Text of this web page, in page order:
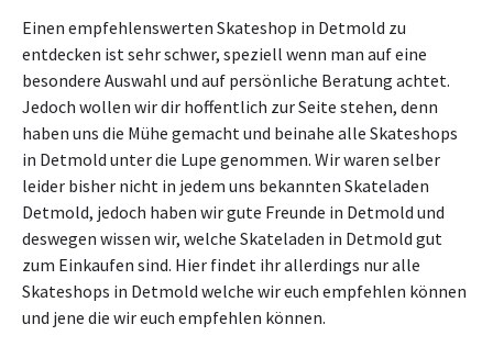
Einen empfehlenswerten Skateshop in Detmold zu
entdecken ist sehr schwer, speziell wenn man auf eine
besondere Auswahl und auf persönliche Beratung achtet.
Jedoch wollen wir dir hoffentlich zur Seite stehen, denn
haben uns die Mühe gemacht und beinahe alle Skateshops
in Detmold unter die Lupe genommen. Wir waren selber
leider bisher nicht in jedem uns bekannten Skateladen
Detmold, jedoch haben wir gute Freunde in Detmold und
deswegen wissen wir, welche Skateladen in Detmold gut
zum Einkaufen sind. Hier findet ihr allerdings nur alle
Skateshops in Detmold welche wir euch empfehlen können
und jene die wir euch empfehlen können.